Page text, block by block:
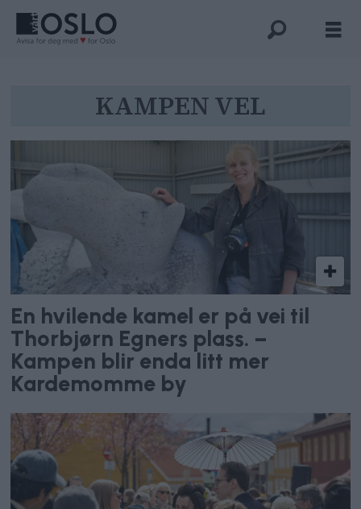
kampen
vel
KAMPEN VEL
En hvilende kamel er på vei til
Thorbjørn Egners plass. –
Kampen blir enda litt mer
Kardemomme by